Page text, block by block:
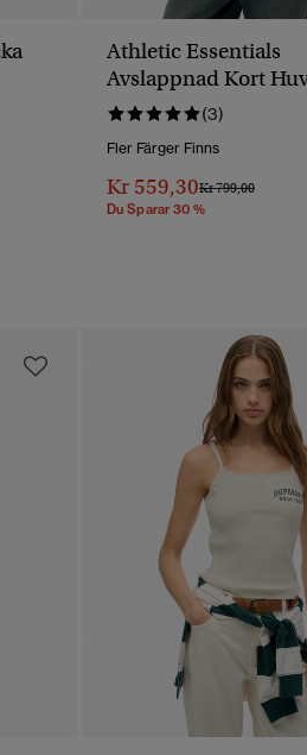
Athletic Essentials
Avslappnad Kort
Med Dragkedja
(3)
Fler Färger Finns
Kr 559,30Pris Reducerat Från
Kr 799,00Till
Du Sparar 30 %